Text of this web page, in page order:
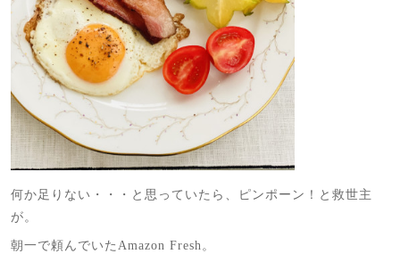
何か足りない・・・と思っていたら、ピンポーン！と救世主
が。
朝一で頼んでいたAmazon Fresh。